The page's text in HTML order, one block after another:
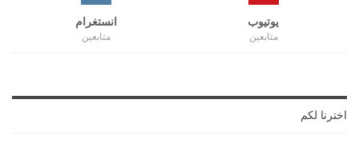
يوتيوب
متابعين
انستغرام
متابعين
اخترنا لكم